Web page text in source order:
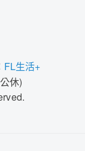
FL生活+
休)